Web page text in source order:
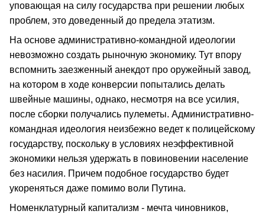
уповающая на силу государства при решении любых
проблем, это доведенный до предела этатизм.
На основе административно-командной идеологии
невозможно создать рыночную экономику. Тут впору
вспомнить заезженный анекдот про оружейный завод,
на котором в ходе конверсии попытались делать
швейные машины, однако, несмотря на все усилия,
после сборки получались пулеметы. Административно-
командная идеология неизбежно ведет к полицейскому
государству, поскольку в условиях неэффективной
экономики нельзя удержать в повиновении население
без насилия. Причем подобное государство будет
укореняться даже помимо воли Путина.
Номенклатурный капитализм - мечта чиновников,